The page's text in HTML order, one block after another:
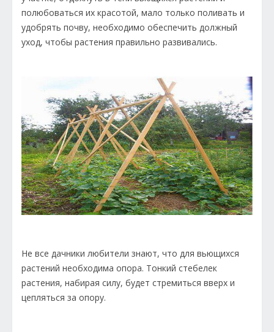
полюбоваться их красотой, мало только поливать и
удобрять почву, необходимо обеспечить должный
уход, чтобы растения правильно развивались.
Не все дачники любители знают, что для вьющихся
растений необходима опора. Тонкий стебелек
растения, набирая силу, будет стремиться вверх и
цепляться за опору.